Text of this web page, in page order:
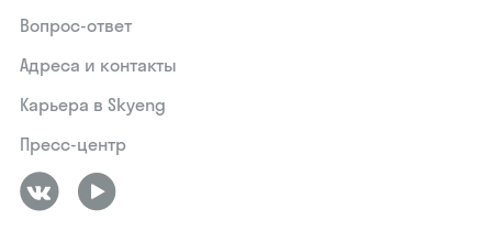
Вопрос-ответ
Адреса и контакты
Карьера в Skyeng
Пресс-центр